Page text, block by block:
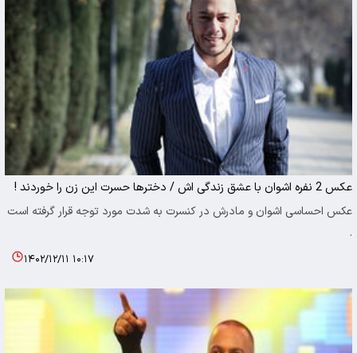
عکس 2 نفره اشوان با عشق زندگی اش / دخترها حسرت این زن را خوردند !
عکس احساسی اشوان و مادرش در کنسرت به شدت مورد توجه قرار گرفته است
.
۱۴۰۲/۱۲/۱۱ ۱۰:۱۷